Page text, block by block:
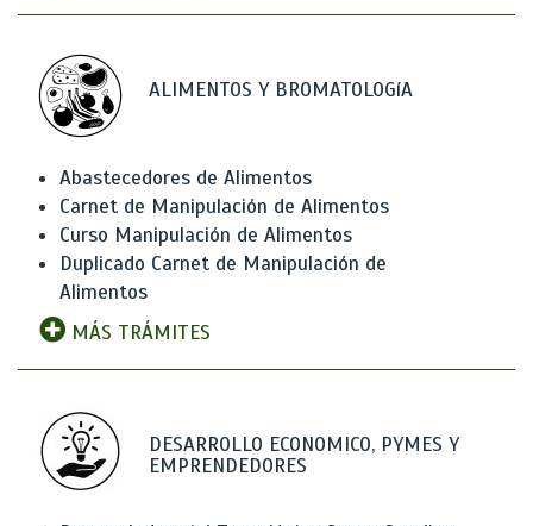
ALIMENTOS Y BROMATOLOGíA
Abastecedores de Alimentos
Carnet de Manipulación de Alimentos
Curso Manipulación de Alimentos
Duplicado Carnet de Manipulación de
Alimentos
MÁS TRÁMITES
DESARROLLO ECONOMICO, PYMES Y
EMPRENDEDORES